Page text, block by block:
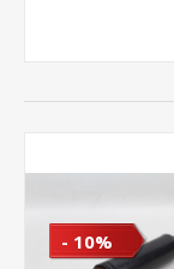
- 10%